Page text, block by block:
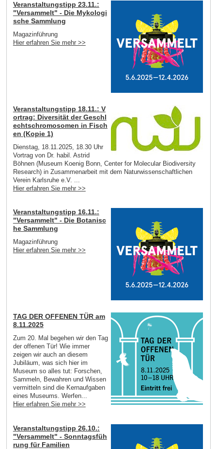
Veranstaltungstipp 23.11.:
"Versammelt" - Die Mykologi
sche Sammlung
Magazinführung
Hier erfahren Sie mehr >>
Veranstaltungstipp 18.11.: V
ortrag: Diversität der Geschl
echtschromosomen in Fisch
en (Kopie 1)
Dienstag, 18.11.2025, 18.30 Uhr
Vortrag von Dr. habil. Astrid
Böhnen (Museum Koenig Bonn, Center for Molecular Biodiversity
Research) in Zusammenarbeit mit dem Naturwissenschaftlichen
Verein Karlsruhe e.V. ...
Hier erfahren Sie mehr >>
Veranstaltungstipp 16.11.:
"Versammelt" - Die Botanisc
he Sammlung
Magazinführung
Hier erfahren Sie mehr >>
TAG DER OFFENEN TÜR am
8.11.2025
Zum 20. Mal begehen wir den Tag
der offenen Tür! Wie immer
zeigen wir auch an diesem
Jubiläum, was sich hier im
Museum so alles tut: Forschen,
Sammeln, Bewahren und Wissen
vermitteln sind die Kernaufgaben
eines Museums. Werfen...
Hier erfahren Sie mehr >>
Veranstaltungstipp 26.10.:
"Versammelt" - Sonntagsfüh
rung für Familien